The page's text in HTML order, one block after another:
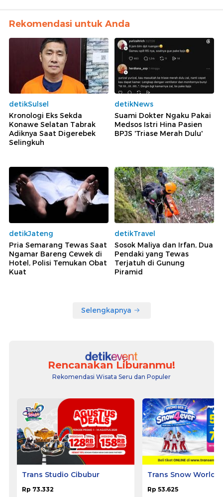
Rekomendasi untuk Anda
detikSulsel
Kronologi Eks Sekda
Konawe Selatan Tabrak
Adiknya Saat Digerebek
Selingkuh
detikNews
Suami Dokter Ngaku Pakai
Medsos Istri Hina Pasien
BPJS 'Triase Merah Dulu'
detikJateng
Pria Semarang Tewas Saat
Ngamar Bareng Cewek di
Hotel, Polisi Temukan Obat
Kuat
detikTravel
Sosok Maliya dan Irfan, Dua
Pendaki yang Tewas
Terjatuh di Gunung
Piramid
Selengkapnya
Rencanakan Liburanmu!
Rekomendasi Wisata Seru dan Populer
Trans Studio Cibubur
Rp 73.332
Trans Snow World
Rp 53.625